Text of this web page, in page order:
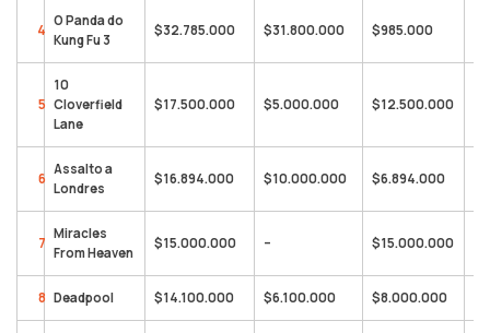
4
O Panda do
Kung Fu 3
$32.785.000 $31.800.000 $985.000
5
10
Cloverfield
Lane
$17.500.000 $5.000.000 $12.500.000
6
Assalto a
Londres
$16.894.000 $10.000.000 $6.894.000
7
Miracles
From Heaven
$15.000.000 – $15.000.000
8 Deadpool $14.100.000 $6.100.000 $8.000.000